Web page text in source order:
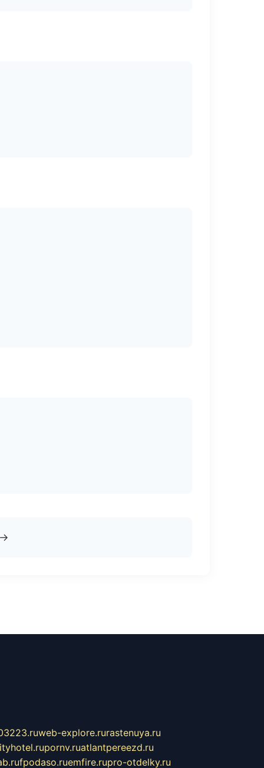
web-explore.rurastenuya.ru
pornv.ruatlantpereezd.ru
fpodaso.ruemfire.rupro-otdelky.ru